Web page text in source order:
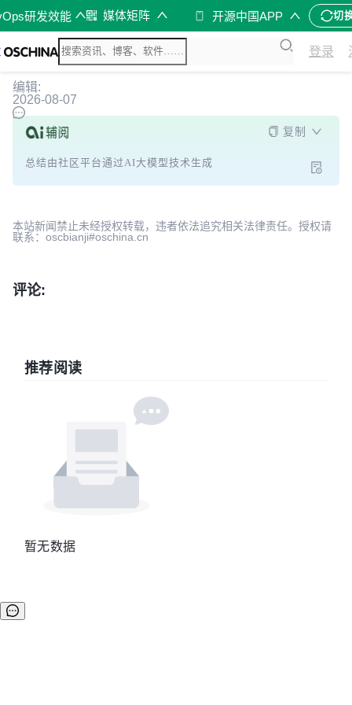
研发效能 媒体矩阵 开源中国APP 切
登录
编辑:
2026-08-07
复制
总结由社区平台通过AI大模型技术生成
本站新闻禁止未经授权转载，违者依法追究相关法律责任。授权请
联系：oscbianji#oschina.cn
评论:
推荐阅读
暂无数据